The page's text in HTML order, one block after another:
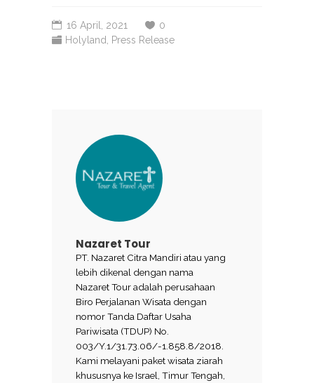
16 April, 2021
0
Holyland Press Release
Nazaret Tour
PT. Nazaret Citra Mandiri atau yang
lebih dikenal dengan nama
Nazaret Tour adalah perusahaan
Biro Perjalanan Wisata dengan
nomor Tanda Daftar Usaha
Pariwisata (TDUP) No.
003/Y.1/31.73.06/-1.858.8/2018.
Kami melayani paket wisata ziarah
khususnya ke Israel, Timur Tengah,